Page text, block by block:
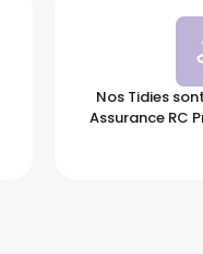
Nos Tidies
Assurance RC